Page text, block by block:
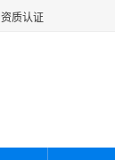
资质认证